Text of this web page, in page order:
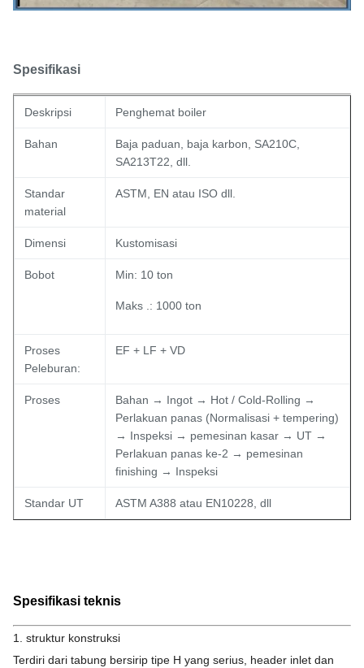
Spesifikasi
Deskripsi Penghemat boiler
Bahan
Baja paduan, baja karbon, SA210C,
SA213T22, dll.
Standar
material
ASTM, EN atau ISO dll.
Dimensi Kustomisasi
Bobot Min: 10 ton
Maks .: 1000 ton
Proses
Peleburan:
EF + LF + VD
Proses
Bahan → Ingot → Hot / Cold-Rolling →
Perlakuan panas (Normalisasi + tempering)
→ Inspeksi → pemesinan kasar → UT →
Perlakuan panas ke-2 → pemesinan
finishing → Inspeksi
Standar UT ASTM A388 atau EN10228, dll
Spesifikasi teknis
1. struktur konstruksi
Terdiri dari tabung bersirip tipe H yang serius, header inlet dan